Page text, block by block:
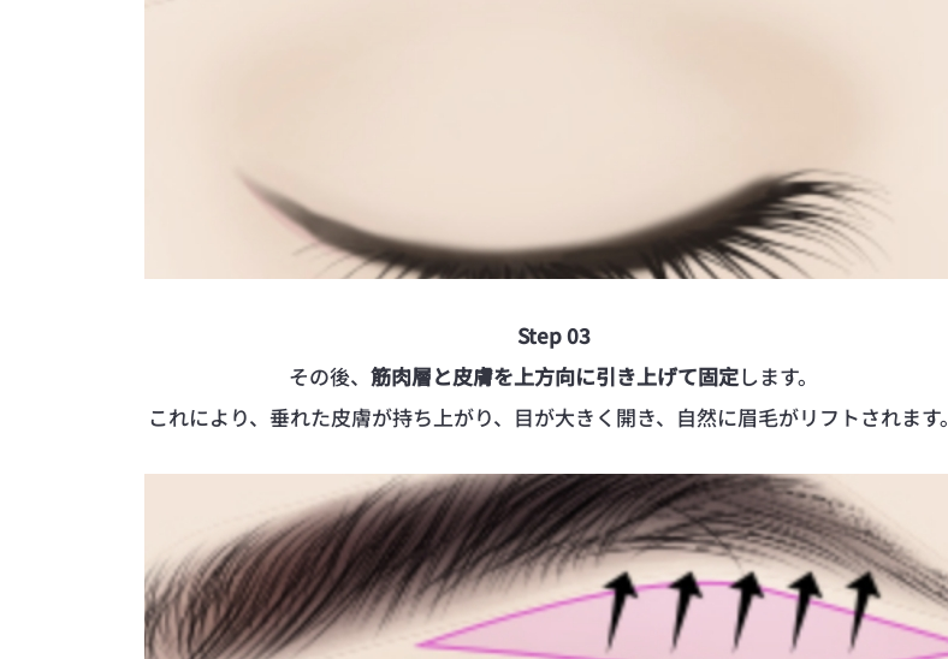
Step 03
その後、 筋肉層と皮膚を上方向に引き上げて固定します。
これにより、垂れた皮膚が持ち上がり、目が大きく開き、自然に眉毛がリフトされます。